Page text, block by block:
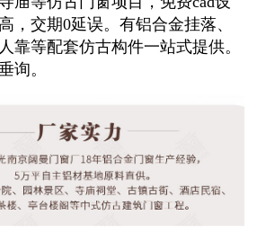
，交期0延误。有铝合金挂落、
靠等配套仿古构件一站式提供。
询。